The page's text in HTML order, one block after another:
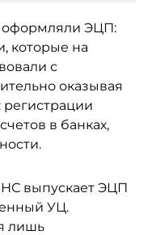
оформляли ЭЦП:
которые на
с
оказывая
регистрации
в банках,
выпускает ЭЦП
УЦ.
лишь